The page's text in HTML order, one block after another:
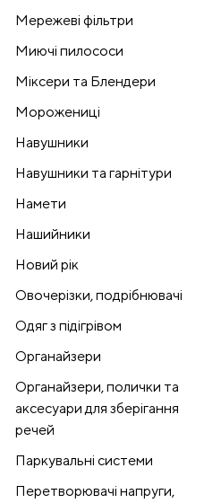
Мережеві фільтри
Миючі пилососи
Міксери та Блендери
Морожениці
Навушники
Навушники та гарнітури
Намети
Нашийники
Новий рік
Овочерізки, подрібнювачі
Одяг з підігрівом
Органайзери
Органайзери, полички та
аксесуари для зберігання
речей
Паркувальні системи
Перетворювачі напруги,